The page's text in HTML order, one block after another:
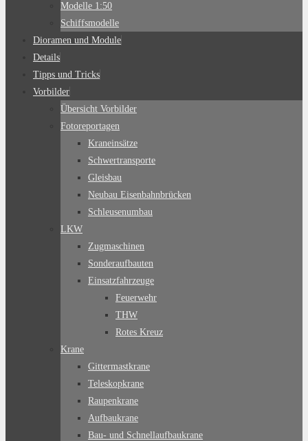
Modelle 1:50
Schiffsmodelle
Dioramen und Module
Details
Tipps und Tricks
Vorbilder
Übersicht Vorbilder
Fotoreportagen
Kraneinsätze
Schwertransporte
Gleisbau
Neubau Eisenbahnbrücken
Schleusenumbau
LKW
Zugmaschinen
Sonderaufbauten
Einsatzfahrzeuge
Feuerwehr
THW
Rotes Kreuz
Krane
Gittermastkrane
Teleskopkrane
Raupenkrane
Aufbaukrane
Bau- und Schnellaufbaukrane